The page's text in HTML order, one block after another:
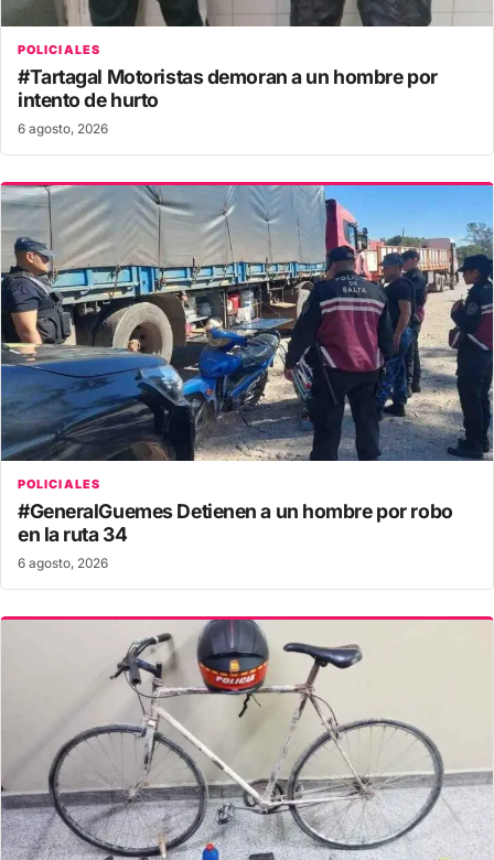
POLICIALES
#Tartagal Motoristas demoran a un hombre por
intento de hurto
6 agosto, 2026
POLICIALES
#GeneralGuemes Detienen a un hombre por robo
en la ruta 34
6 agosto, 2026